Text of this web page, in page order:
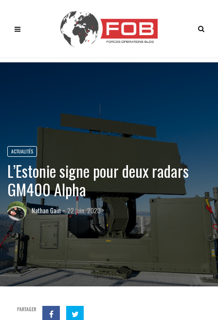
ACTUALITÉS
L’Estonie signe pour deux radars
GM400 Alpha
Nathan Gain 22 juin, 2023
PARTAGER